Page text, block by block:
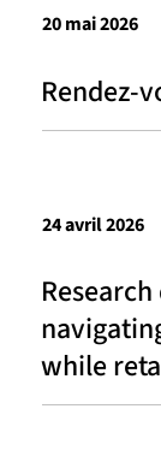
Rendez-
20 mai 2026
while
24 avril 2026